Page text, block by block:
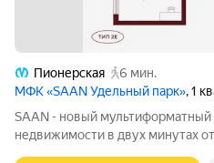
Пионерская
6 мин.
МФК «SAAN Удельный парк», 1
SAAN - новый мультиформатный
недвижимости в двух минутах